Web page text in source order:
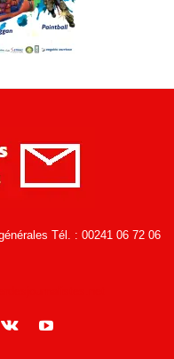
Tél. : 00241 06 72 06